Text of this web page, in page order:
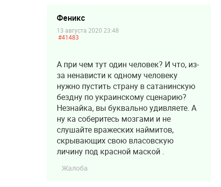
Феникс
13 августа 2020 23:48
#41483
А при чем тут один человек? И что, из-
за ненависти к одному человеку
нужно пустить страну в сатанинскую
бездну по украинскому сценарию?
Незнайка, вы буквально удивляете. А
ну ка соберитесь мозгами и не
слушайте вражеских наймитов,
скрывающих свою власовскую
личину под красной маской .
Жалоба